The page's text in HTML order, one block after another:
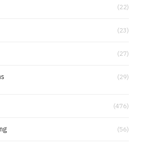
(22)
(23)
(27)
(29)
(476)
(56)